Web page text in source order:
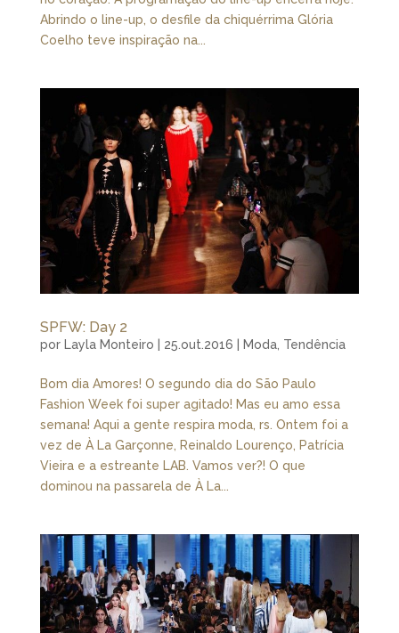
Abrindo o line-up, o desfile da chiquérrima Glória
Coelho teve inspiração na...
SPFW: Day 2
por Layla Monteiro 25.out.2016 Moda, Tendência
Bom dia Amores! O segundo dia do São Paulo
Fashion Week foi super agitado! Mas eu amo essa
semana! Aqui a gente respira moda, rs. Ontem foi a
vez de À La Garçonne, Reinaldo Lourenço, Patrícia
Vieira e a estreante LAB. Vamos ver?! O que
dominou na passarela de À La...